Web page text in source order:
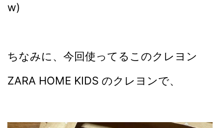
w)
ちなみに、今回使ってるこのクレヨン
ZARA HOME KIDS のクレヨンで、